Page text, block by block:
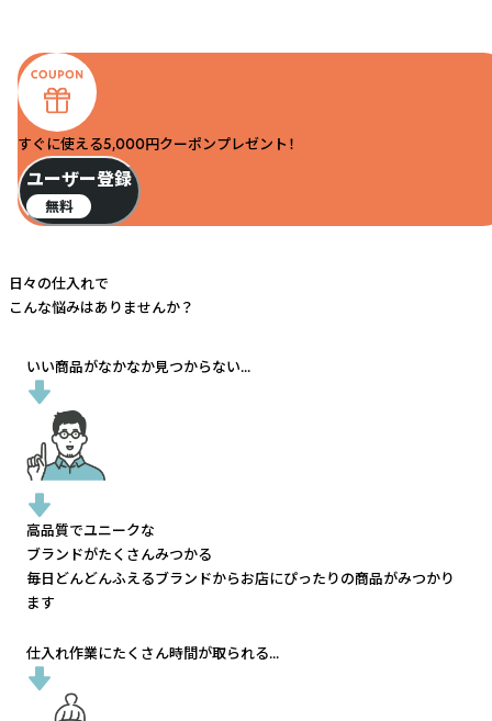
すぐに使える5,000円クーポンプレゼント！
ユーザー登録
無料
日々の仕入れで
こんな悩みはありませんか？
いい商品がなかなか見つからない...
高品質でユニークな
ブランドがたくさんみつかる
毎日どんどんふえるブランドからお店にぴったりの商品がみつかり
ます
仕入れ作業にたくさん時間が取られる...